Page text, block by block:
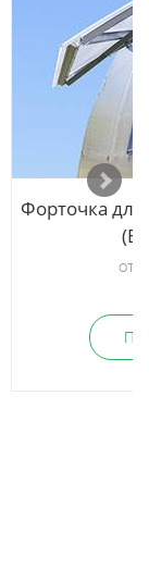
Форточка
от